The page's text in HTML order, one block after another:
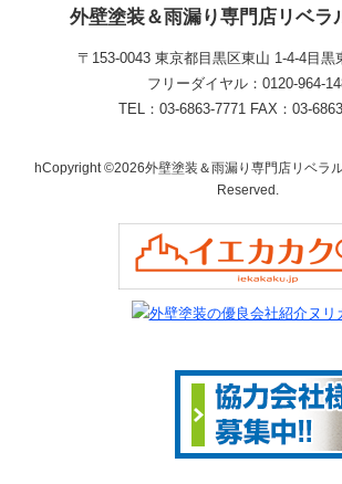
外壁塗装＆雨漏り専門店リベラ
〒153-0043 東京都目黒区東山 1‐4‐4目黒
フリーダイヤル：0120-964-
TEL：03-6863-7771 FAX：03-
hCopyright ©2026外壁塗装＆雨漏り専門店リベラ
Reserved.